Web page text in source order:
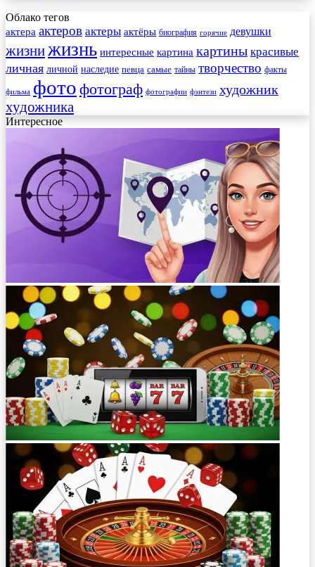
Облако тегов
актера актеров актеры актёры биография горячие девушки
жизнижизнь интересные картина картины красивые
личная личной наследие певца самые тайны творчество факты
фильма фото фотограф фотографии фэнтези художник
художника
Интересное